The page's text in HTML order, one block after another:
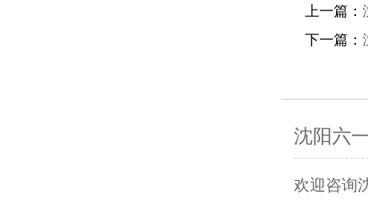
上一篇：
下一篇：
沈阳六
欢迎咨询